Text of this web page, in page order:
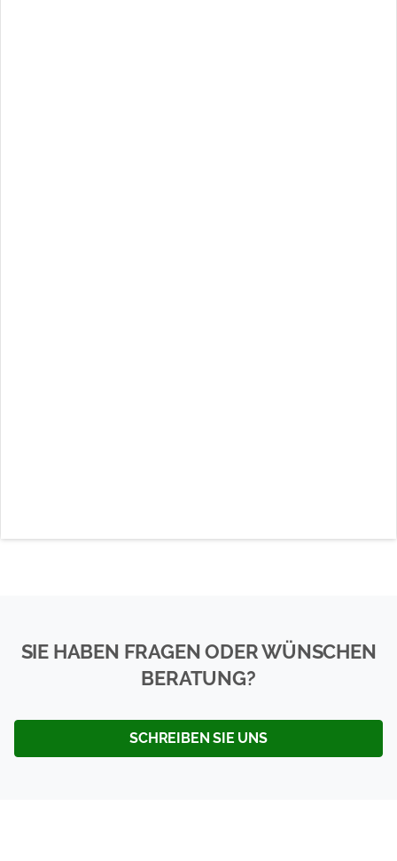
SIE HABEN FRAGEN ODER WÜNSCHEN
BERATUNG?
SCHREIBEN SIE UNS